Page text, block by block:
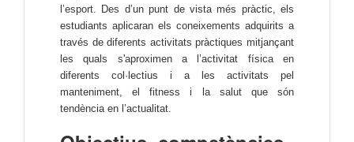
l’esport. Des d’un punt de vista més pràctic, els
estudiants aplicaran els coneixements adquirits a
través de diferents activitats pràctiques mitjançant
les quals s'aproximen a l’activitat física en
diferents col·lectius i a les activitats pel
manteniment, el fitness i la salut que són
tendència en l’actualitat.